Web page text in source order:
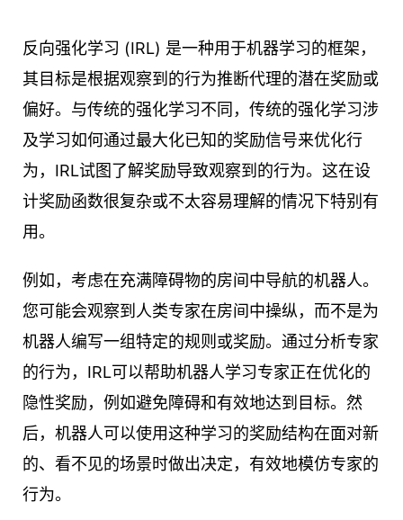
反向强化学习 (IRL) 是一种用于机器学习的框架，
其目标是根据观察到的行为推断代理的潜在奖励或
偏好。与传统的强化学习不同，传统的强化学习涉
及学习如何通过最大化已知的奖励信号来优化行
为，IRL试图了解奖励导致观察到的行为。这在设
计奖励函数很复杂或不太容易理解的情况下特别有
用。
例如，考虑在充满障碍物的房间中导航的机器人。
您可能会观察到人类专家在房间中操纵，而不是为
机器人编写一组特定的规则或奖励。通过分析专家
的行为，IRL可以帮助机器人学习专家正在优化的
隐性奖励，例如避免障碍和有效地达到目标。然
后，机器人可以使用这种学习的奖励结构在面对新
的、看不见的场景时做出决定，有效地模仿专家的
行为。